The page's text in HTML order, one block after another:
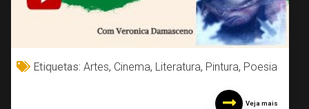
Etiquetas: Artes, Cinema, Literatura, Pintura, Poesia
Veja mais